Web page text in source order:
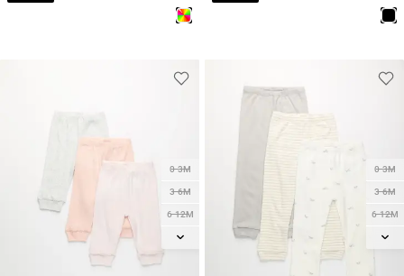
0-3M
3-6M
6-12M
12-18M
0-3M
3-6M
6-12M
12-18M